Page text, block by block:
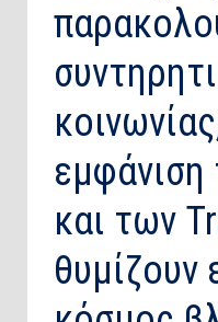
και των
θυμίζουν